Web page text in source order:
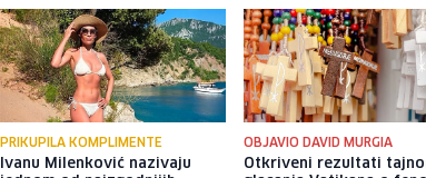
PRIKUPILA KOMPLIMENTE
Ivanu Milenković nazivaju
OBJAVIO DAVID MURGIA
Otkriveni rezultati